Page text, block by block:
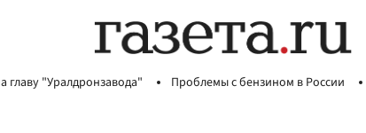
главу "Уралдронзавода" Проблемы с бензином в России